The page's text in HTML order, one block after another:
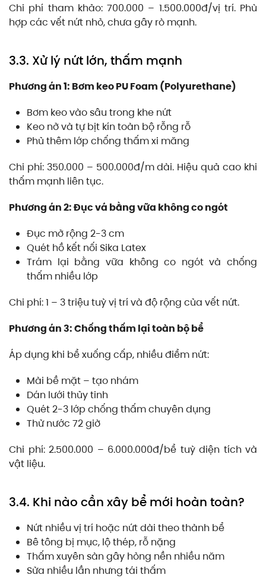
Chi phí tham khảo: 700.000 – 1.500.000đ/vị trí. Phù
hợp các vết nứt nhỏ, chưa gây rò mạnh.
3.3. Xử lý nứt lớn, thấm mạnh
Phương án 1: Bơm keo PU Foam (Polyurethane)
Bơm keo vào sâu trong khe nứt
Keo nở và tự bịt kín toàn bộ rỗng rỗ
Phủ thêm lớp chống thấm xi măng
Chi phí: 350.000 – 500.000đ/m dài. Hiệu quả cao khi
thấm mạnh liên tục.
Phương án 2: Đục vá bằng vữa không co ngót
Đục mở rộng 2-3 cm
Quét hồ kết nối Sika Latex
Trám lại bằng vữa không co ngót và chống
thấm nhiều lớp
Chi phí: 1 – 3 triệu tuỳ vị trí và độ rộng của vết nứt.
Phương án 3: Chống thấm lại toàn bộ bể
Áp dụng khi bể xuống cấp, nhiều điểm nứt:
Mài bề mặt – tạo nhám
Dán lưới thủy tinh
Quét 2-3 lớp chống thấm chuyên dụng
Thử nước 72 giờ
Chi phí: 2.500.000 – 6.000.000đ/bể tuỳ diện tích và
vật liệu.
3.4. Khi nào cần xây bể mới hoàn toàn?
Nứt nhiều vị trí hoặc nứt dài theo thành bể
Bê tông bị mục, lộ thép, rỗ nặng
Thấm xuyên sàn gây hỏng nền nhiều năm
Sửa nhiều lần nhưng tái thấm